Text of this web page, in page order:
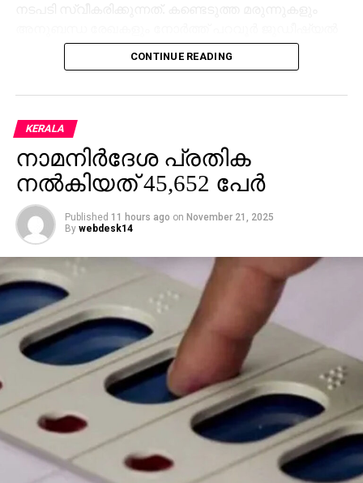
ഫസ്റ്റ് ക്ലാസ്സ് മജിസ്‌ട്രേറ്റ് കോടതിയില്‍ ഹാജരാക്കി.
ആവശ്യമായ ഇടപെടലുകള്‍ നടത്താനും കേരളം
നേരത്തെ കേന്ദ്ര ആരോഗ്യമന്ത്രാലയത്തിനോട്
അഭ്യര്‍ത്ഥിച്ചിരുന്നു. അത്തരം സ്ഥാപനങ്ങള്‍ക്കെതിരെ
കര്‍ശന നടപടി സ്വീകരിക്കാന്‍ ഡ്രഗ്‌സ്
കണ്‍ട്രോള്‍ക്കും നിര്‍ദേശം നല്‍കിയിരുന്നു.
കേരളത്തില്‍ നിന്ന് ഇത്തരത്തില്‍ ഓണ്‍ലൈന്‍ മരുന്ന്
വ്യാപാരം നടക്കുന്നതായി വിവരം ഉണ്ടായിരുന്നില്ല.
എന്നാല്‍ ഇങ്ങനെയൊരു സ്ഥാപനം വഴി
ഓണ്‍ലൈനാഴി മരുന്ന് വ്യാപാരം നടക്കുന്നതായി
സംശയം ഉണ്ടായതിനെ തുടര്‍ന്ന് ഡ്രഗ്‌സ് കണ്‍ട്രോള്‍
വകുപ്പ് അത് കണ്ടെത്താനുള്ള ശ്രമം ആരംഭിച്ചു.
വകുപ്പിലെ ഉദ്യോഗസ്ഥന്‍ അവരുടെ വെബ്‌സൈറ്റില്‍
കയറി ഓണ്‍ലൈനായി ഡോക്ടറുടെ കുറിപ്പടി ഇല്ലാതെ
മരുന്ന് ആവശ്യപ്പെട്ടപ്പോള്‍ ഒരു തടസവുമില്ലാതെ
അയച്ചു കൊടുത്തു. അതേസമയം അതിലെ അഡ്ഡ്രസ്
വ്യാജമായിരുന്നു. വില്‍പന നടത്തിയ സ്ഥാപനം
കണ്ടെത്താന്‍ ഇതോടെ ബുദ്ധിമുട്ടായി. പിന്നീട്
വിദഗ്ധമായി പിന്തുടര്‍ന്നാണ് ചെയ്താണ് റെയ്ഡ്
നടത്തിയത്.
CONTINUE READING
KERALA
നാമനിര്‍ദേശ പ്രതിക
നല്‍കിയത് 45,652 പേര്‍
Published 11 hours ago on November 21, 2025
By webdesk14